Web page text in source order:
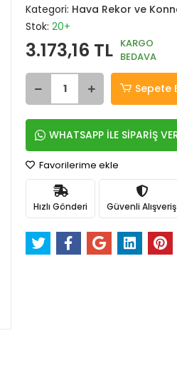
Kategori: Hava Rekor ve
Stok: 20+
3.173,16 TL KARGO
BEDAVA
Sepete
WHATSAPP İLE SİPARİŞ
Favorilerime ekle
Hızlı Gönderi Güvenli Alışveriş